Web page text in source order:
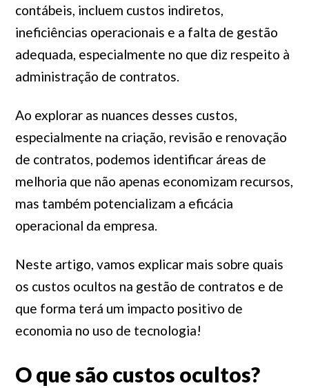
contábeis, incluem custos indiretos,
ineficiências operacionais e a falta de gestão
adequada, especialmente no que diz respeito à
administração de contratos.
Ao explorar as nuances desses custos,
especialmente na criação, revisão e renovação
de contratos, podemos identificar áreas de
melhoria que não apenas economizam recursos,
mas também potencializam a eficácia
operacional da empresa.
Neste artigo, vamos explicar mais sobre quais
os custos ocultos na gestão de contratos e de
que forma terá um impacto positivo de
economia no uso de tecnologia!
O que são custos ocultos?